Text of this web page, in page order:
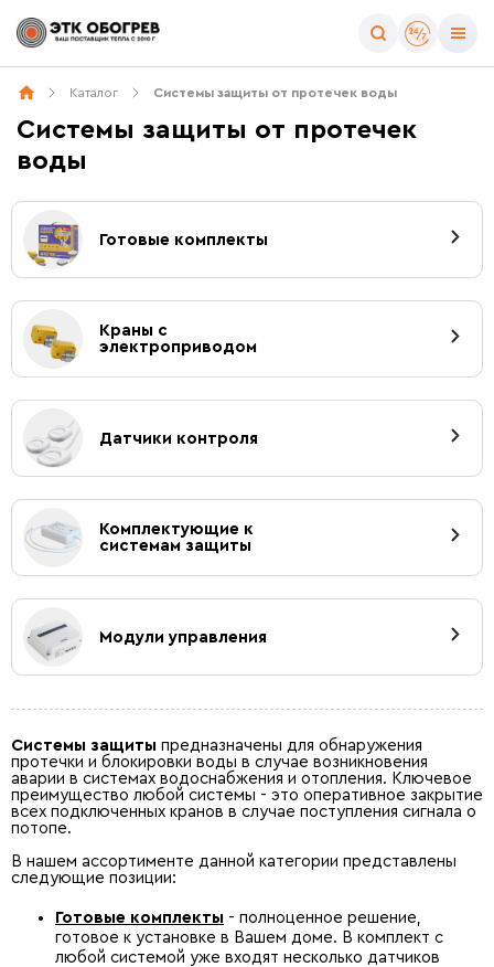
Каталог Системы защиты от протечек воды
Системы защиты от протечек
воды
Готовые комплекты
Краны с
электроприводом
Датчики контроля
Комплектующие к
системам защиты
Модули управления
Системы защиты предназначены для обнаружения
протечки и блокировки воды в случае возникновения
аварии в системах водоснабжения и отопления. Ключевое
преимущество любой системы - это оперативное закрытие
всех подключенных кранов в случае поступления сигнала о
потопе.
В нашем ассортименте данной категории представлены
следующие позиции:
Готовые комплекты - полноценное решение,
готовое к установке в Вашем доме. В комплект с
любой системой уже входят несколько датчиков